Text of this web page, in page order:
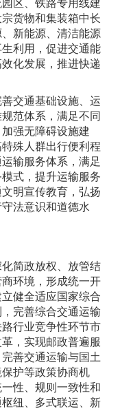
区、铁路专用线建
货物和集装箱中长
新能源、清洁能源
利用，促进交通能
化发展，推进快递
交通基础设施、运
范体系，满足不同
强无障碍设施建
殊人群出行便利程
输服务体系，满足
式，提升运输服务
明宣传教育，弘扬
法意识和道德水
简政放权、放管结
环境，形成统一开
健全适应国家综合
完善综合交通运输
行业竞争性环节市
，实现邮政普遍服
善交通运输与国土
护等政策协商机
性、规则一致性和
纽、多式联运、新